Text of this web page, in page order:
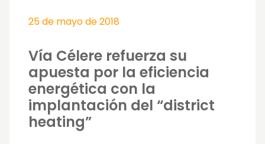
25 de mayo de 2018
Vía Célere refuerza su
apuesta por la eficiencia
energética con la
implantación del “district
heating”